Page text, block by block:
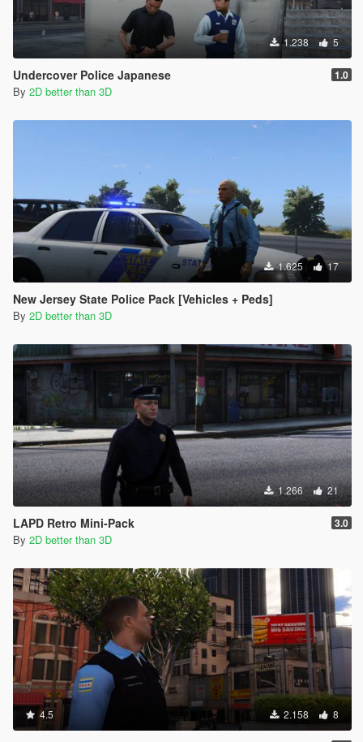
1.238 5
Undercover Police Japanese 1.0
By 2D better than 3D
1.625 17
New Jersey State Police Pack [Vehicles + Peds]
By 2D better than 3D
1.266 21
LAPD Retro Mini-Pack 3.0
By 2D better than 3D
4.5 2.158 8